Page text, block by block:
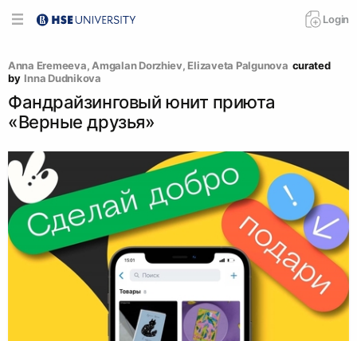
Login
Anna Eremeeva, Amgalan Dorzhiev, Elizaveta Palgunova curated
by Inna Dudnikova
Фандрайзинговый юнит приюта
«Верные друзья»